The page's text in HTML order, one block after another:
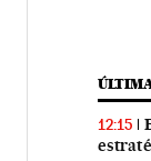
12:15